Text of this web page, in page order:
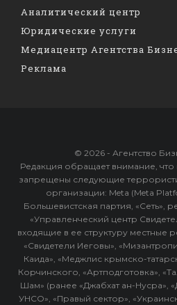
Аналитический центр
Юридические услуги
Медиацентр Агентства
Реклама
© 2026 - Агентство
Редакция обращает внимание,
запрещены следующие
организации: Meta (Meta
Большевистская партия, «Сеть»,
«Управленческий центр
входящие в ее структуру местные
«Свидетели Иеговы»,
Каида», «Меджлис крымско-
Корчинского, «Артподготовка»,
Шам» (ранее «Джабхат ан-Нусра»,
УНСО», «Правый сектор»,